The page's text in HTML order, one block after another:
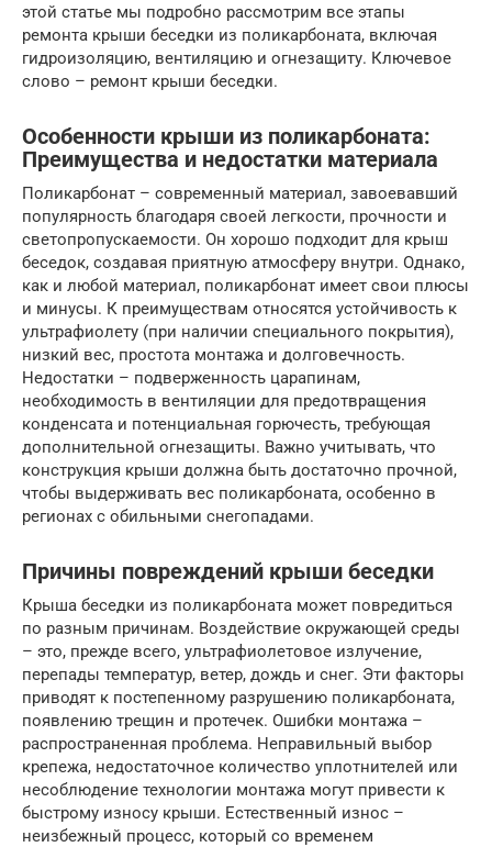
этой статье мы подробно рассмотрим все этапы
ремонта крыши беседки из поликарбоната, включая
гидроизоляцию, вентиляцию и огнезащиту. Ключевое
слово – ремонт крыши беседки.
Особенности крыши из поликарбоната:
Преимущества и недостатки материала
Поликарбонат – современный материал, завоевавший
популярность благодаря своей легкости, прочности и
светопропускаемости. Он хорошо подходит для крыш
беседок, создавая приятную атмосферу внутри. Однако,
как и любой материал, поликарбонат имеет свои плюсы
и минусы. К преимуществам относятся устойчивость к
ультрафиолету (при наличии специального покрытия),
низкий вес, простота монтажа и долговечность.
Недостатки – подверженность царапинам,
необходимость в вентиляции для предотвращения
конденсата и потенциальная горючесть, требующая
дополнительной огнезащиты. Важно учитывать, что
конструкция крыши должна быть достаточно прочной,
чтобы выдерживать вес поликарбоната, особенно в
регионах с обильными снегопадами.
Причины повреждений крыши беседки
Крыша беседки из поликарбоната может повредиться
по разным причинам. Воздействие окружающей среды
– это, прежде всего, ультрафиолетовое излучение,
перепады температур, ветер, дождь и снег. Эти факторы
приводят к постепенному разрушению поликарбоната,
появлению трещин и протечек. Ошибки монтажа –
распространенная проблема. Неправильный выбор
крепежа, недостаточное количество уплотнителей или
несоблюдение технологии монтажа могут привести к
быстрому износу крыши. Естественный износ –
неизбежный процесс, который со временем